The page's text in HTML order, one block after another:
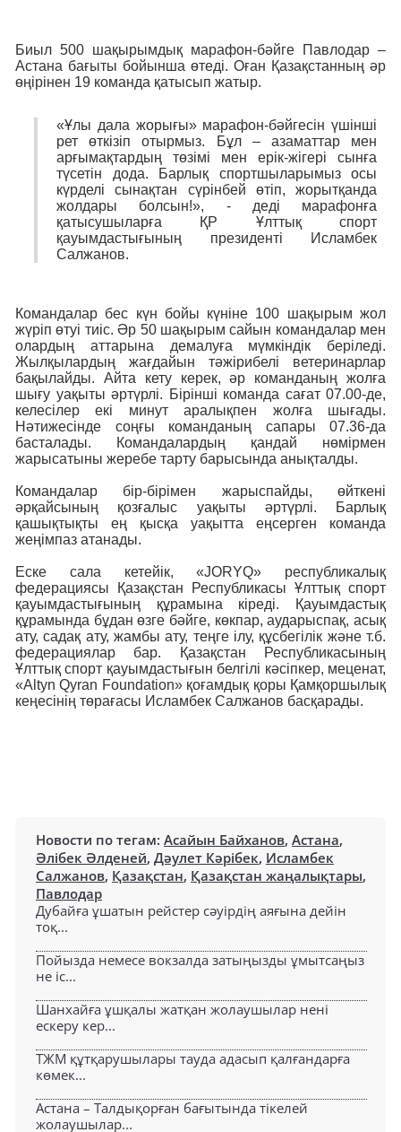
Биыл 500 шақырымдық марафон-бәйге Павлодар –
Астана бағыты бойынша өтеді. Оған Қазақстанның әр
өңірінен 19 команда қатысып жатыр.
«Ұлы дала жорығы» марафон-бәйгесін үшінші
рет өткізіп отырмыз. Бұл – азаматтар мен
арғымақтардың төзімі мен ерік-жігері сынға
түсетін дода. Барлық спортшыларымыз осы
күрделі сынақтан сүрінбей өтіп, жорытқанда
жолдары болсын!», - деді марафонға
қатысушыларға ҚР Ұлттық спорт
қауымдастығының президенті Исламбек
Салжанов.
Командалар бес күн бойы күніне 100 шақырым жол
жүріп өтуі тиіс. Әр 50 шақырым сайын командалар мен
олардың аттарына демалуға мүмкіндік беріледі.
Жылқылардың жағдайын тәжірибелі ветеринарлар
бақылайды. Айта кету керек, әр команданың жолға
шығу уақыты әртүрлі. Бірінші команда сағат 07.00-де,
келесілер екі минут аралықпен жолға шығады.
Нәтижесінде соңғы команданың сапары 07.36-да
басталады. Командалардың қандай нөмірмен
жарысатыны жеребе тарту барысында анықталды.
Командалар бір-бірімен жарыспайды, өйткені
әрқайсының қозғалыс уақыты әртүрлі. Барлық
қашықтықты ең қысқа уақытта еңсерген команда
жеңімпаз атанады.
Еске сала кетейік, «JORYQ» республикалық
федерациясы Қазақстан Республикасы Ұлттық спорт
қауымдастығының құрамына кіреді. Қауымдастық
құрамында бұдан өзге бәйге, көкпар, аударыспақ, асық
ату, садақ ату, жамбы ату, теңге ілу, құсбегілік және т.б.
федерациялар бар. Қазақстан Республикасының
Ұлттық спорт қауымдастығын белгілі кәсіпкер, меценат,
«Altyn Qyran Foundation» қоғамдық қоры Қамқоршылық
кеңесінің төрағасы Исламбек Салжанов басқарады.
Новости по тегам: Асайын Байханов, Астана,
Әлібек Әлденей, Дәулет Кәрібек, Исламбек
Салжанов, Қазақстан, Қазақстан жаңалықтары,
Павлодар
Дубайға ұшатын рейстер сәуірдің аяғына дейін
тоқ...
Пойызда немесе вокзалда затыңызды ұмытсаңыз
не іс...
Шанхайға ұшқалы жатқан жолаушылар нені
ескеру кер...
ТЖМ құтқарушылары тауда адасып қалғандарға
көмек...
Астана – Талдықорған бағытында тікелей
жолаушылар...